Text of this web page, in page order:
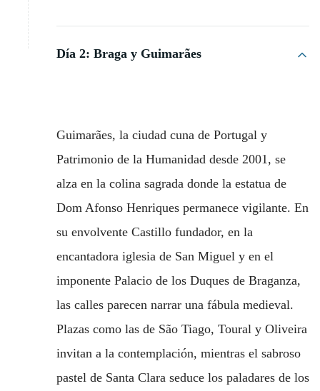
Día 2: Braga y Guimarães
Guimarães, la ciudad cuna de Portugal y
Patrimonio de la Humanidad desde 2001, se
alza en la colina sagrada donde la estatua de
Dom Afonso Henriques permanece vigilante. En
su envolvente Castillo fundador, en la
encantadora iglesia de San Miguel y en el
imponente Palacio de los Duques de Braganza,
las calles parecen narrar una fábula medieval.
Plazas como las de São Tiago, Toural y Oliveira
invitan a la contemplación, mientras el sabroso
pastel de Santa Clara seduce los paladares de los